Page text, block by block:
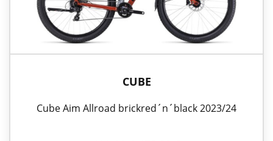
CUBE
Cube Aim Allroad brickred´n´black 2023/24